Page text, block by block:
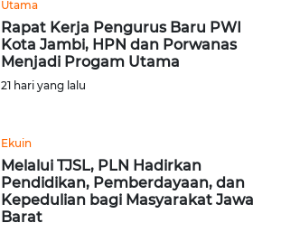
Utama
Rapat Kerja Pengurus Baru PWI
Kota Jambi, HPN dan Porwanas
Menjadi Progam Utama
21 hari yang lalu
Ekuin
Melalui TJSL, PLN Hadirkan
Pendidikan, Pemberdayaan, dan
Kepedulian bagi Masyarakat Jawa
Barat